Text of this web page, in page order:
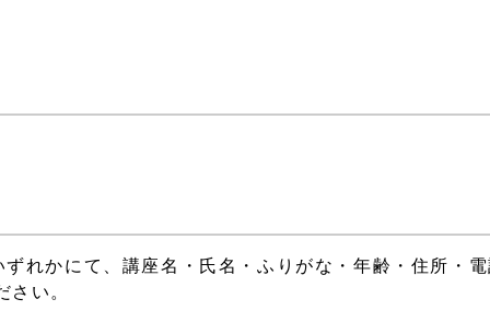
れかにて、講座名・氏名・ふりがな・年齢・住所・
さい。